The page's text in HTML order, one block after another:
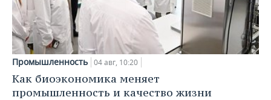
Промышленность 04 авг, 10:20
Как биоэкономика меняет
промышленность и качество жизни